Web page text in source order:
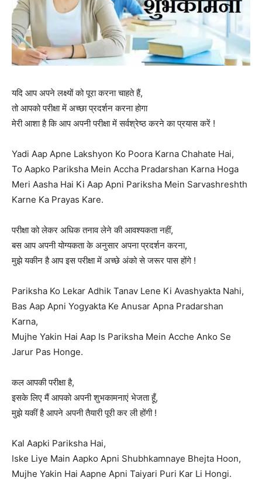
यदि आप अपने लक्ष्यों को पूरा करना चाहते हैं,
तो आपको परीक्षा में अच्छा प्रदर्शन करना होगा
मेरी आशा है कि आप अपनी परीक्षा में सर्वश्रेष्ठ करने का प्रयास करें !
Yadi Aap Apne Lakshyon Ko Poora Karna Chahate Hai,
To Aapko Pariksha Mein Accha Pradarshan Karna Hoga
Meri Aasha Hai Ki Aap Apni Pariksha Mein Sarvashreshth
Karne Ka Prayas Kare.
परीक्षा को लेकर अधिक तनाव लेने की आवश्यकता नहीं,
बस आप अपनी योग्यकता के अनुसार अपना प्रदर्शन करना,
मुझे यकीन है आप इस परीक्षा में अच्छे अंको से जरूर पास होंगे !
Pariksha Ko Lekar Adhik Tanav Lene Ki Avashyakta Nahi,
Bas Aap Apni Yogyakta Ke Anusar Apna Pradarshan
Karna,
Mujhe Yakin Hai Aap Is Pariksha Mein Acche Anko Se
Jarur Pas Honge.
कल आपकी परीक्षा है,
इसके लिए मैं आपको अपनी शुभकामनाएं भेजता हूँ,
मुझे यकीं है आपने अपनी तैयारी पूरी कर ली होंगी !
Kal Aapki Pariksha Hai,
Iske Liye Main Aapko Apni Shubhkamnaye Bhejta Hoon,
Mujhe Yakin Hai Aapne Apni Taiyari Puri Kar Li Hongi.